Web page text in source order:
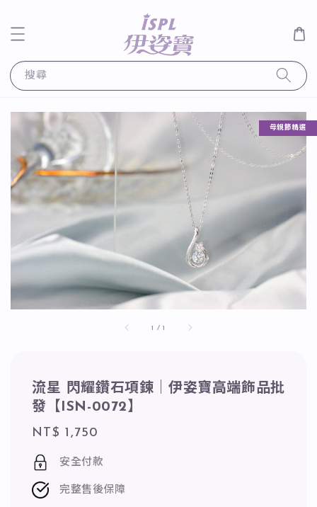
搜尋
1 /1
母親節精選
流星 閃耀鑽石項鍊｜伊姿寶高端飾品批
發【ISN-0072】
Regular
price
NT$ 1,750
安全付款
完整售後保障